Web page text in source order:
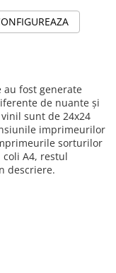
fost generate
de nuante și
sunt de 24x24
imprimeurilor
sorturilor
A4, restul
descriere.